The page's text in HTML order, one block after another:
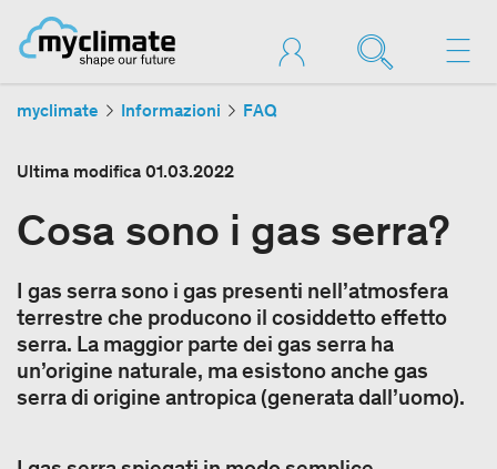
myclimate Informazioni FAQ
Ultima modifica 01.03.2022
Cosa sono i gas serra?
I gas serra sono i gas presenti nell’atmosfera
terrestre che producono il cosiddetto effetto
serra. La maggior parte dei gas serra ha
un’origine naturale, ma esistono anche gas
serra di origine antropica (generata dall’uomo).